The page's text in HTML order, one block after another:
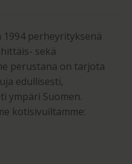
perheyrityksenä
sekä
perustana on tarjota
edullisesti,
ympäri Suomen.
kotisivuiltamme: